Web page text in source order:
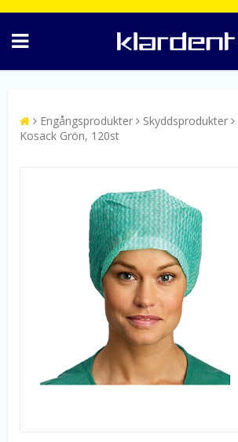
Engångsprodukter Skyddsprodukter
Kosack Grön, 120st